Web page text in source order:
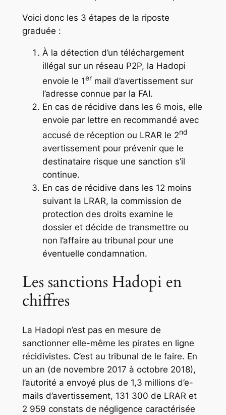
Voici donc les 3 étapes de la riposte
graduée :
À la détection d’un téléchargement
illégal sur un réseau P2P, la Hadopi
envoie le 1ermail d’avertissement sur
l’adresse connue par la FAI.
En cas de récidive dans les 6 mois, elle
envoie par lettre en recommandé avec
accusé de réception ou LRAR le 2nd
avertissement pour prévenir que le
destinataire risque une sanction s’il
continue.
En cas de récidive dans les 12 moins
suivant la LRAR, la commission de
protection des droits examine le
dossier et décide de transmettre ou
non l’affaire au tribunal pour une
éventuelle condamnation.
Les sanctions Hadopi en
chiffres
La Hadopi n’est pas en mesure de
sanctionner elle-même les pirates en ligne
récidivistes. C’est au tribunal de le faire. En
un an (de novembre 2017 à octobre 2018),
l’autorité a envoyé plus de 1,3 millions d’e-
mails d’avertissement, 131 300 de LRAR et
2 959 constats de négligence caractérisée